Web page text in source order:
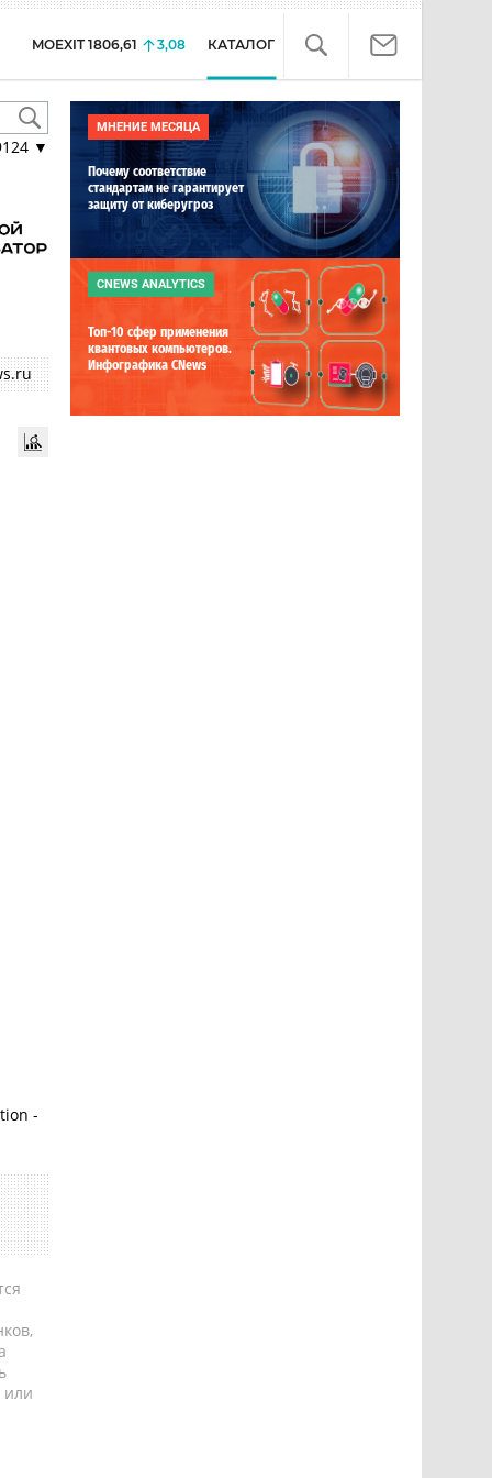
MOEXIT 1806,61 3,08 КАТАЛОГ
▼
-
или
МНЕНИЕ МЕСЯЦА
Почему соответствие
стандартам не гарантирует
защиту от киберугроз
CNEWS ANALYTICS
Топ-10 сфер применения
квантовых компьютеров.
Инфографика CNews